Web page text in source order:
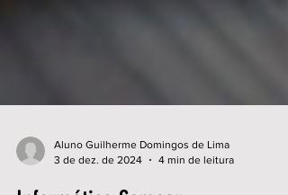
Aluno Guilherme Domingos de Lima